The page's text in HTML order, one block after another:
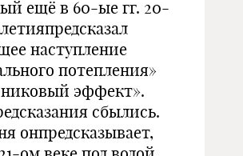
ещё в 60-ые гг. 20-
наступление
потепления»
эффект».
сбылись.
онпредсказывает,